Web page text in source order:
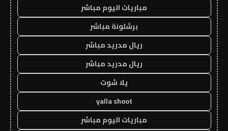
مباريات اليوم مباشر
برشلونة مباشر
ريال مدريد مباشر
ريال مدريد مباشر
يلا شوت
yalla shoot
مباريات اليوم مباشر